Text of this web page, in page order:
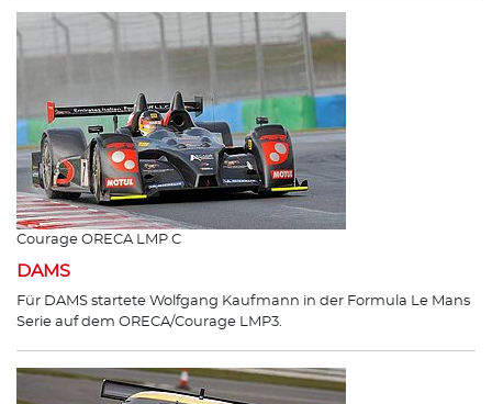
Courage ORECA LMP C
DAMS
Für DAMS startete Wolfgang Kaufmann in der Formula Le Mans
Serie auf dem ORECA/Courage LMP3.